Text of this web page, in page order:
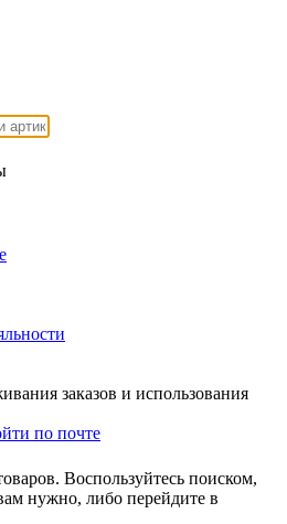
заказов и использования
по почте
Воспользуйтесь поиском,
нужно, либо перейдите в